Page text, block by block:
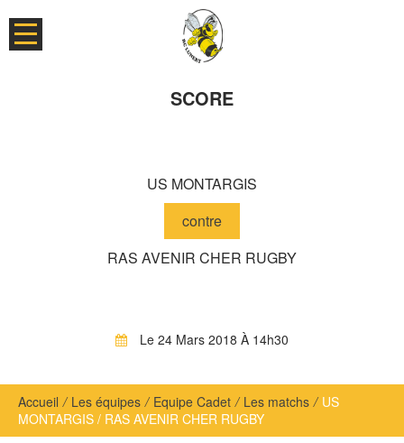
SCORE
US MONTARGIS
contre
RAS AVENIR CHER RUGBY
Le 24 Mars 2018 À 14h30
Accueil / Les équipes / Equipe Cadet / Les matchs / US
MONTARGIS / RAS AVENIR CHER RUGBY